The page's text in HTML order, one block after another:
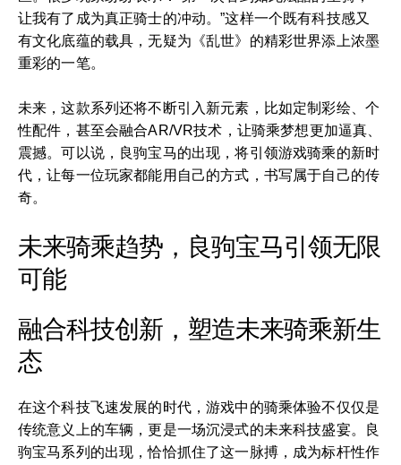
让我有了成为真正骑士的冲动。”这样一个既有科技感又
有文化底蕴的载具，无疑为《乱世》的精彩世界添上浓墨
重彩的一笔。
未来，这款系列还将不断引入新元素，比如定制彩绘、个
性配件，甚至会融合AR/VR技术，让骑乘梦想更加逼真、
震撼。可以说，良驹宝马的出现，将引领游戏骑乘的新时
代，让每一位玩家都能用自己的方式，书写属于自己的传
奇。
未来骑乘趋势，良驹宝马引领无限
可能
融合科技创新，塑造未来骑乘新生
态
在这个科技飞速发展的时代，游戏中的骑乘体验不仅仅是
传统意义上的车辆，更是一场沉浸式的未来科技盛宴。良
驹宝马系列的出现，恰恰抓住了这一脉搏，成为标杆性作